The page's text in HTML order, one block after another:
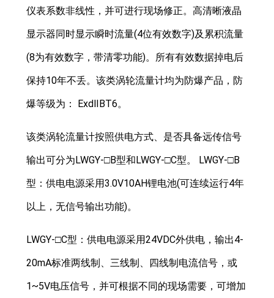
仪表系数非线性，并可进行现场修正。高清晰液晶
显示器同时显示瞬时流量(4位有效数字)及累积流量
(8为有效数字，带清零功能)。所有有效数据掉电后
保持10年不丢。该类涡轮流量计均为防爆产品，防
爆等级为： ExdⅡBT6。
该类涡轮流量计按照供电方式、是否具备远传信号
输出可分为LWGY-□B型和LWGY-□C型。 LWGY-□B
型：供电电源采用3.0V10AH锂电池(可连续运行4年
以上，无信号输出功能)。
LWGY-□C型：供电电源采用24VDC外供电，输出4-
20mA标准两线制、三线制、四线制电流信号，或
1~5V电压信号，并可根据不同的现场需要，可增加